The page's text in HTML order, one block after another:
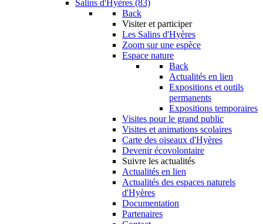
Salins d'Hyères (83)
Back
Visiter et participer
Les Salins d'Hyères
Zoom sur une espèce
Espace nature
Back
Actualités en lien
Expositions et outils
permanents
Expositions temporaires
Visites pour le grand public
Visites et animations scolaires
Carte des oiseaux d'Hyères
Devenir écovolontaire
Suivre les actualités
Actualités en lien
Actualités des espaces naturels
d'Hyères
Documentation
Partenaires